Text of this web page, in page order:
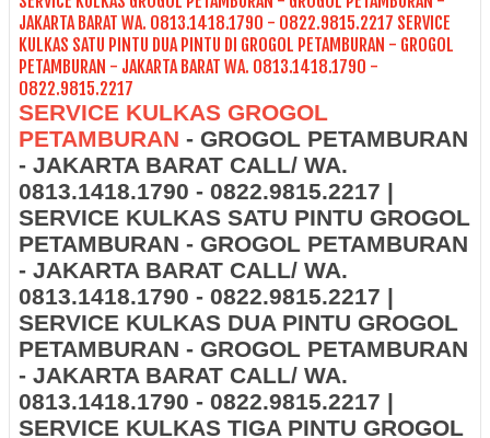
JAKARTA BARAT WA. 0813.1418.1790 - 0822.9815.2217 SERVICE
KULKAS SATU PINTU DUA PINTU DI GROGOL PETAMBURAN - GROGOL
PETAMBURAN - JAKARTA BARAT WA. 0813.1418.1790 -
0822.9815.2217
SERVICE KULKAS GROGOL
PETAMBURAN - GROGOL PETAMBURAN
- JAKARTA BARAT CALL/ WA.
0813.1418.1790 - 0822.9815.2217 |
SERVICE KULKAS SATU PINTU GROGOL
PETAMBURAN - GROGOL PETAMBURAN
- JAKARTA BARAT CALL/ WA.
0813.1418.1790 - 0822.9815.2217 |
SERVICE KULKAS DUA PINTU GROGOL
PETAMBURAN - GROGOL PETAMBURAN
- JAKARTA BARAT CALL/ WA.
0813.1418.1790 - 0822.9815.2217 |
SERVICE KULKAS TIGA PINTU GROGOL